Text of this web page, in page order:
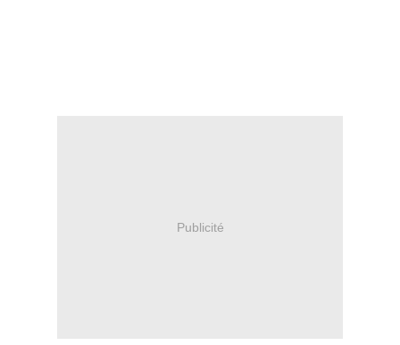
Publicité